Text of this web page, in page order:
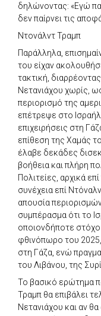
δηλώνοντας: «Εγώ
δεν παίρνει τις
Ντονάλντ Τραμπ
Παράλληλα,
του είχαν
τακτική,
Νετανιάχου χωρίς,
περιορισμό της
επέτρεψε στο Ισραήλ
επιχειρήσεις στη
επίθεση της Χαμάς
έλαβε δεκάδες
βοήθεια και πλήρη
Πολιτείες, αρχικά
συνέχεια επί
απουσία
συμπέρασμα ότι το
οποιονδήποτε
φθινόπωρο του
στη Γάζα, ενώ
του Λιβάνου, της
Το βασικό ερώτημα
Τραμπ θα επιβάλει
Νετανιάχου και αν